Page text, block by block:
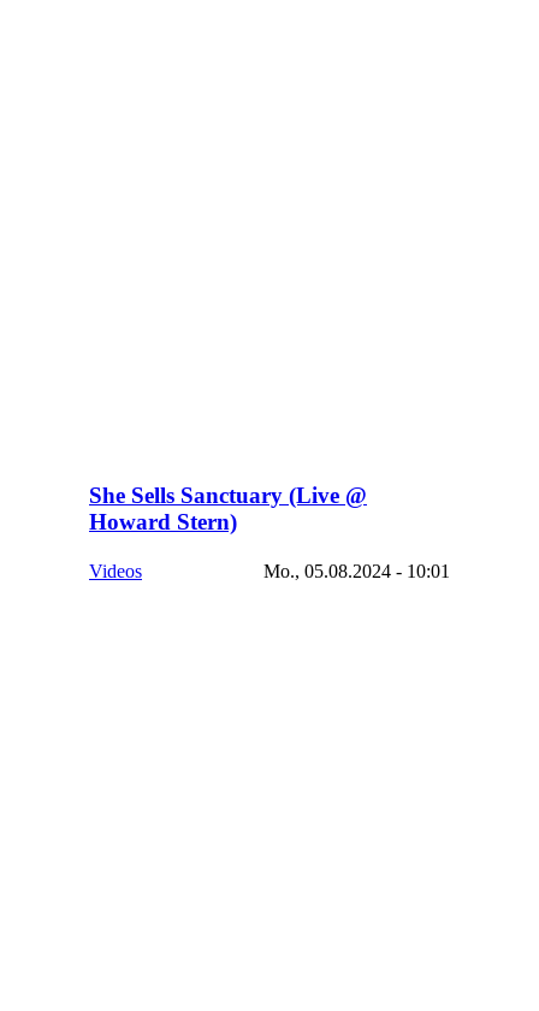
She Sells Sanctuary (Live @
Howard Stern)
Videos Mo., 05.08.2024 - 10:01